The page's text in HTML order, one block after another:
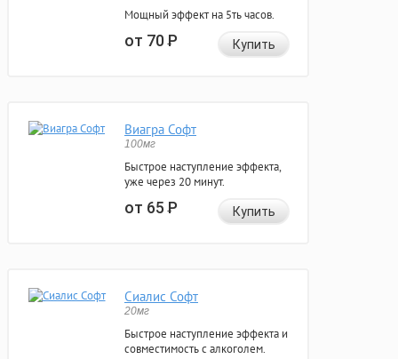
Мощный эффект на 5ть часов.
от 70Р Купить
Виагра Софт
100мг
Быстрое наступление эффекта,
уже через 20 минут.
от 65Р Купить
Сиалис Софт
20мг
Быстрое наступление эффекта и
совместимость с алкоголем.